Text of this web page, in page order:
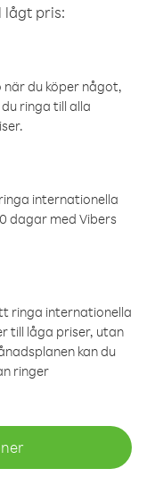
lågt pris:
du köper något,
ringa till alla
internationella
dagar med Vibers
ringa internationella
till låga priser, utan
kan du
ringer